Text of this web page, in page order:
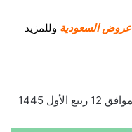
عروض السعودية وللمزيد
عروض كارفور الأسبوعية 27/9/2023 الموافق 12 ربيع الأول 1445